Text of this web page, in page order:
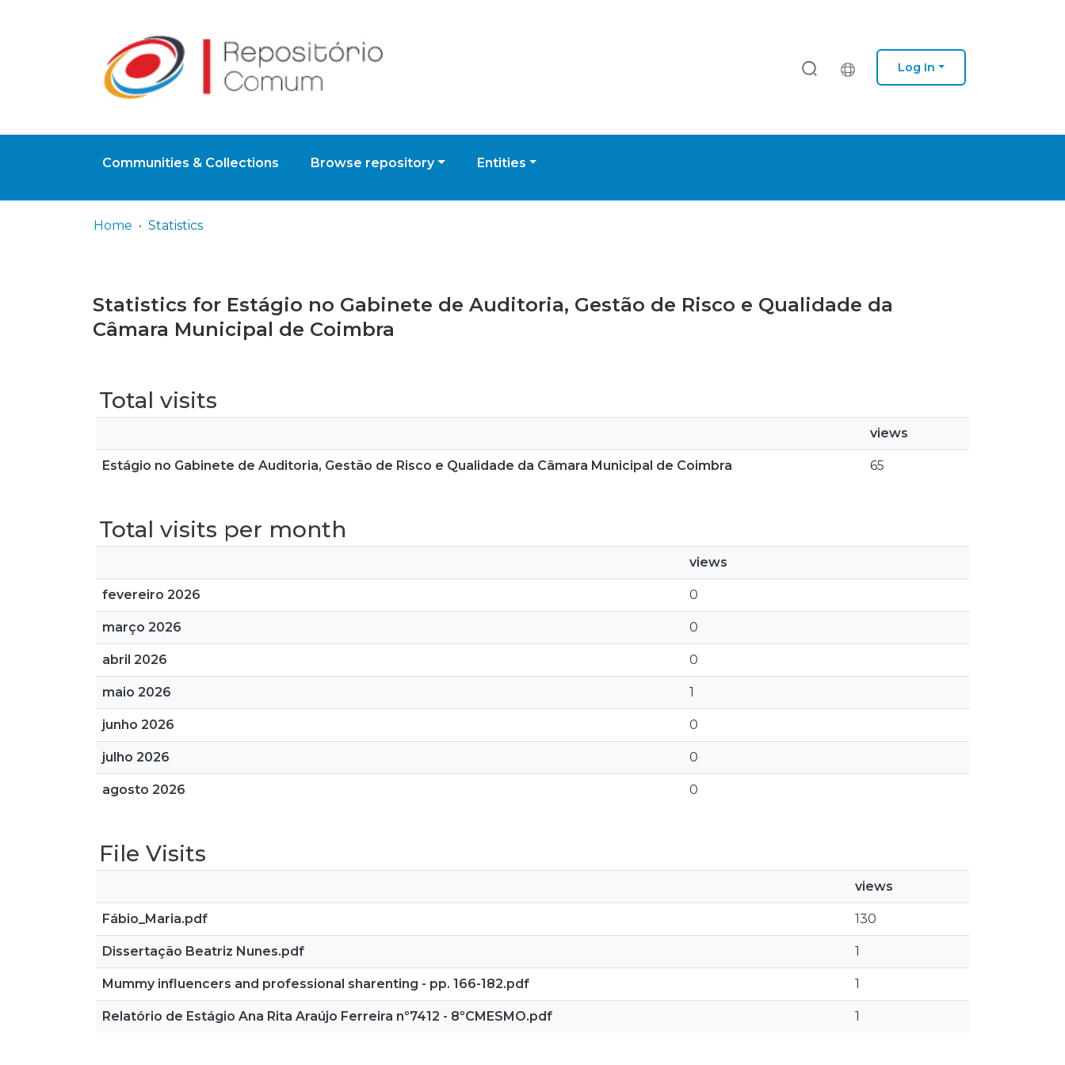
Log In
Communities & Collections Browse repository Entities
Home Statistics
Statistics for Estágio no Gabinete de Auditoria, Gestão de Risco e Qualidade da
Câmara Municipal de Coimbra
Total visits
views
Estágio no Gabinete de Auditoria, Gestão de Risco e Qualidade da Câmara Municipal de Coimbra 65
Total visits per month
views
fevereiro 2026 0
março 2026 0
abril 2026 0
maio 2026 1
junho 2026 0
julho 2026 0
agosto 2026 0
File Visits
views
Fábio_Maria.pdf 130
Dissertação Beatriz Nunes.pdf 1
Mummy influencers and professional sharenting - pp. 166-182.pdf 1
Relatório de Estágio Ana Rita Araújo Ferreira nº7412 - 8ºCMESMO.pdf 1